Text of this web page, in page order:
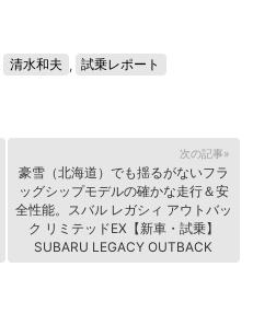
清水和夫 , 試乗レポート
次の記事»
豪雪（北海道）でも揺るがないフラ
ッグシップモデルの確かな走行＆安
全性能。スバル レガシィ アウトバッ
ク リミテッドEX【新車・試乗】
SUBARU LEGACY OUTBACK